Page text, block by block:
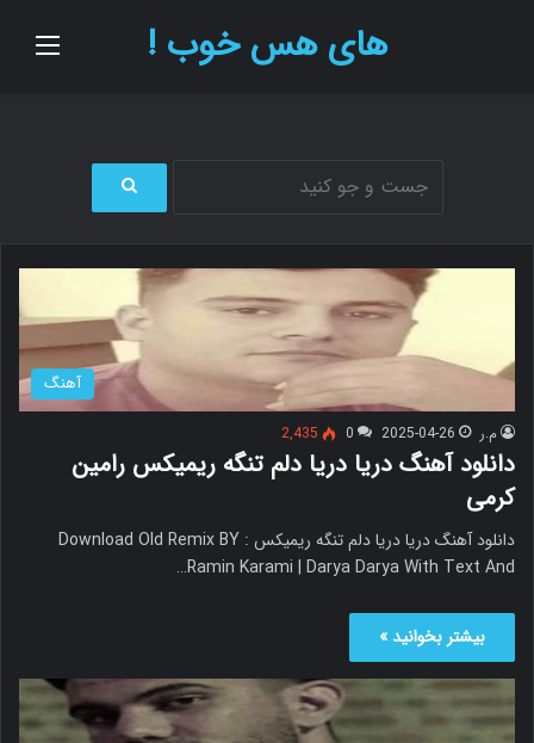
های هس خوب !
ج
ت
و
ب
ر
ی
آهنگ
م.ر 2025-04-26
0
2,435
دانلود آهنگ دریا دریا دلم تنگه ریمیکس رامین
کرمی
دانلود آهنگ دریا دریا دلم تنگه ریمیکس Download Old Remix BY :
Ramin Karami | Darya Darya With Text And…
بیشتر بخوانید »